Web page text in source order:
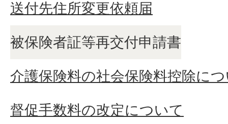
ですか。
介護保険料はどのように決ま
送付先住所変更依頼届
被保険者証等再交付申請書
介護保険料の社会保険料控除に
督促手数料の改定について